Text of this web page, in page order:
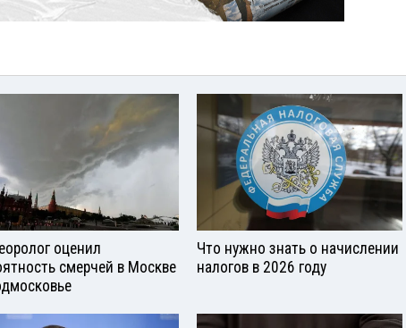
оценил
смерчей в Москве
Что нужно знать о начислении
налогов в 2026 году